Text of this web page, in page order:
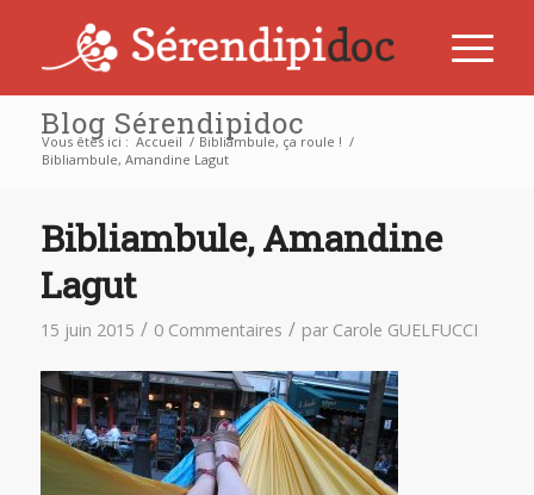
Blog Sérendipidoc
Vous êtes ici : Accueil / Bibliambule, ça roule ! /
Bibliambule, Amandine Lagut
Bibliambule, Amandine
Lagut
15 juin 2015 / 0 Commentaires / par Carole GUELFUCCI